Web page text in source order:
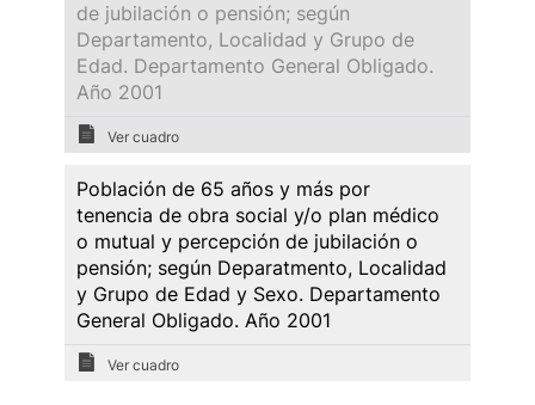
de jubilación o pensión; según
Departamento, Localidad y Grupo de
Edad. Departamento General Obligado.
Año 2001
Ver cuadro
Población de 65 años y más por
tenencia de obra social y/o plan médico
o mutual y percepción de jubilación o
pensión; según Deparatmento, Localidad
y Grupo de Edad y Sexo. Departamento
General Obligado. Año 2001
Ver cuadro